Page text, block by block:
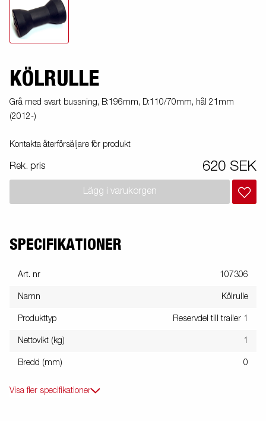
KÖLRULLE
Grå med svart bussning, B:196mm, D:110/70mm, hål 21mm
(2012-)
Kontakta återförsäljare för produkt
Rek. pris 620 SEK
Lägg i varukorgen
SPECIFIKATIONER
Art. nr 107306
Namn Kölrulle
Produkttyp Reservdel till trailer 1
Nettovikt (kg) 1
Bredd (mm) 0
Visa fler specifikationer